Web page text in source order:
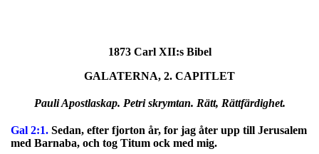
1873 Carl XII:s Bibel
GALATERNA, 2. CAPITLET
Pauli Apostlaskap. Petri skrymtan. Rätt, Rättfärdighet.
Gal 2:1. Sedan, efter fjorton år, for jag åter upp till Jerusalem
med Barnaba, och tog Titum ock med mig.